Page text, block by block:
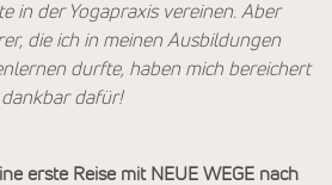
in der Yogapraxis vereinen. Aber
die ich in meinen Ausbildungen
durfte, haben mich bereichert
dafür!
erste Reise mit NEUE WEGE nach